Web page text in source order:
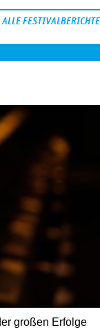
ALLE FESTIVALBERICHTE
großen Erfolge